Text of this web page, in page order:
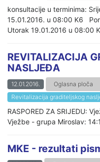
konsultacije u terminima:
15.01.2016. u 08:00 K6
Utorak 19.01.2016 u 08:00
REVITALIZACIJA
NASLJEĐA
12.01.2016.
Oglasna ploča
Revitalizacija graditeljskog
RASPORED ZA SRIJEDU:
Vježbe - grupa Miroslav:
MKE - rezultati